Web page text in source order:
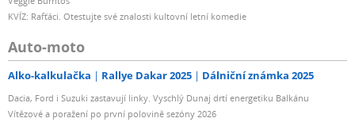
KVÍZ: Rafťáci. Otestujte své znalosti kultovní letní komedie
Auto-moto
Alko-kalkulačka Rallye Dakar 2025 Dálniční známka 2025
Dacia, Ford i Suzuki zastavují linky. Vyschlý Dunaj drtí energetiku Balkánu
Vítězové a poražení po první polovině sezóny 2026